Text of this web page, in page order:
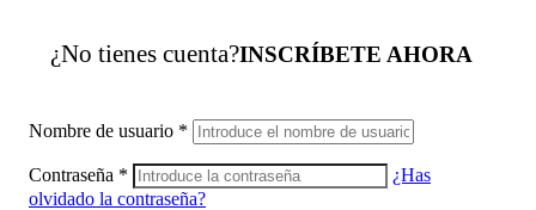
¿No tienes cuenta?INSCRÍBETE AHORA
Nombre de usuario *
Contraseña *
¿Has
olvidado la contraseña?